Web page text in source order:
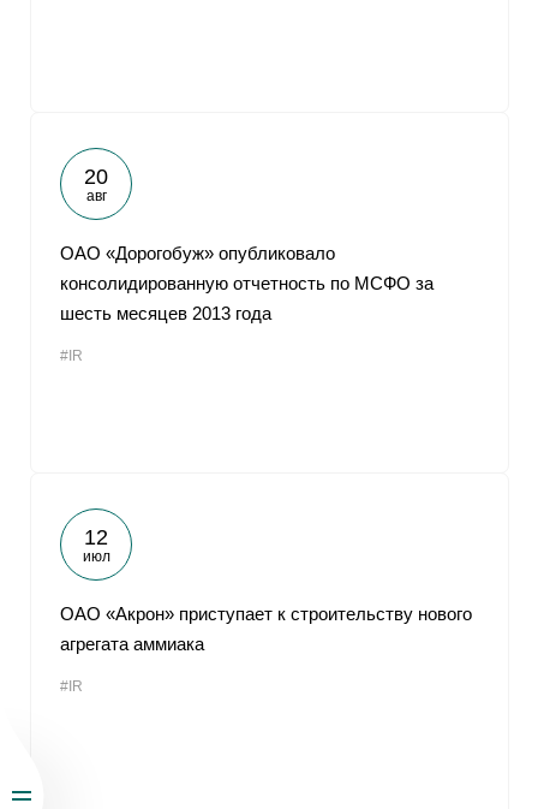
20
авг
ОАО «Дорогобуж» опубликовало
консолидированную отчетность по МСФО за
шесть месяцев 2013 года
#IR
12
июл
ОАО «Акрон» приступает к строительству нового
агрегата аммиака
#IR